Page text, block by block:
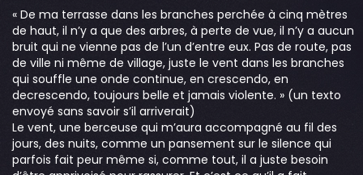
« De ma terrasse dans les branches perchée à cinq mètres
de haut, il n’y a que des arbres, à perte de vue, il n’y a aucun
bruit qui ne vienne pas de l’un d’entre eux. Pas de route, pas
de ville ni même de village, juste le vent dans les branches
qui souffle une onde continue, en crescendo, en
decrescendo, toujours belle et jamais violente. » (un texto
envoyé sans savoir s’il arriverait)
Le vent, une berceuse qui m’aura accompagné au fil des
jours, des nuits, comme un pansement sur le silence qui
parfois fait peur même si, comme tout, il a juste besoin